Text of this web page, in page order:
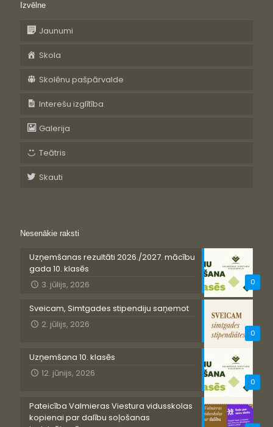
Izvēlne
Jaunumi
Skola
Skolēnu pašpārvalde
Interešu izglītība
Galerija
Teātris
Skauti
Nesenākie raksti
0
Uzņemšanas rezultāti 2026./2027. mācību
gada 10. klasēs
3. jūlijs, 2026
0
Sveicam, Simtgades stipendiju saņemot
2. jūlijs, 2026
0
Uzņemšana 10. klasēs
12. jūnijs, 2026
Pateicība Valmieras Viestura vidusskolas
kopienai par dalību soļošanas